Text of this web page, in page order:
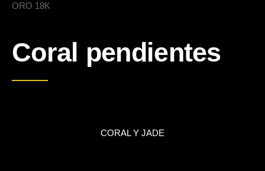
ORO 18K
Coral pendientes
CORAL Y JADE